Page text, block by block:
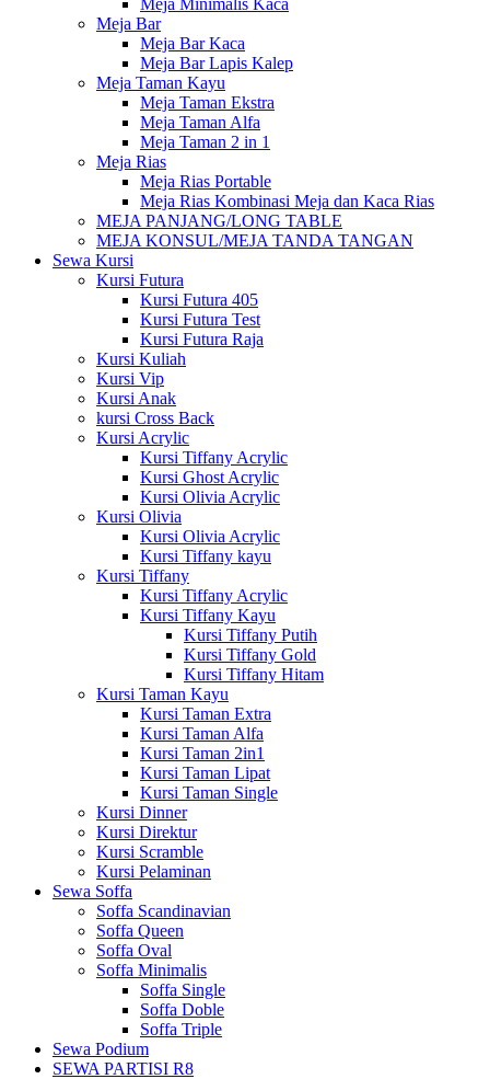
Meja Minimalis Kaca
Meja Bar
Meja Bar Kaca
Meja Bar Lapis Kalep
Meja Taman Kayu
Meja Taman Ekstra
Meja Taman Alfa
Meja Taman 2 in 1
Meja Rias
Meja Rias Portable
Meja Rias Kombinasi Meja dan Kaca Rias
MEJA PANJANG/LONG TABLE
MEJA KONSUL/MEJA TANDA TANGAN
Sewa Kursi
Kursi Futura
Kursi Futura 405
Kursi Futura Test
Kursi Futura Raja
Kursi Kuliah
Kursi Vip
Kursi Anak
kursi Cross Back
Kursi Acrylic
Kursi Tiffany Acrylic
Kursi Ghost Acrylic
Kursi Olivia Acrylic
Kursi Olivia
Kursi Olivia Acrylic
Kursi Tiffany kayu
Kursi Tiffany
Kursi Tiffany Acrylic
Kursi Tiffany Kayu
Kursi Tiffany Putih
Kursi Tiffany Gold
Kursi Tiffany Hitam
Kursi Taman Kayu
Kursi Taman Extra
Kursi Taman Alfa
Kursi Taman 2in1
Kursi Taman Lipat
Kursi Taman Single
Kursi Dinner
Kursi Direktur
Kursi Scramble
Kursi Pelaminan
Sewa Soffa
Soffa Scandinavian
Soffa Queen
Soffa Oval
Soffa Minimalis
Soffa Single
Soffa Doble
Soffa Triple
Sewa Podium
SEWA PARTISI R8